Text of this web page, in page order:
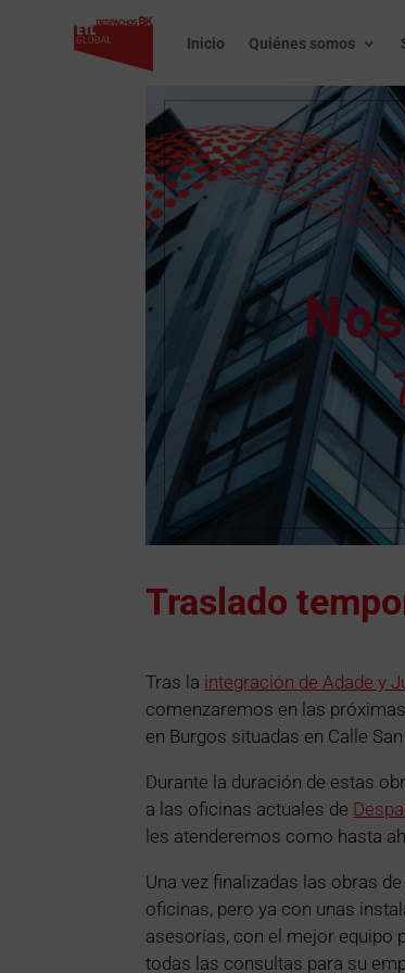
Inicio Quiénes somos
Traslado
Tras la integración de Adade y
comenzaremos en las
en Burgos situadas en Calle San
Durante la duración de estas
a las oficinas actuales de
les atenderemos como hasta
Una vez finalizadas las obras
oficinas, pero ya con unas
asesorías, con el mejor equipo
todas las consultas para su